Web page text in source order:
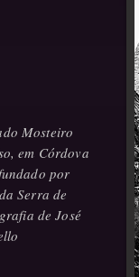
Mosteiro
em Córdova
por
Serra de
de José